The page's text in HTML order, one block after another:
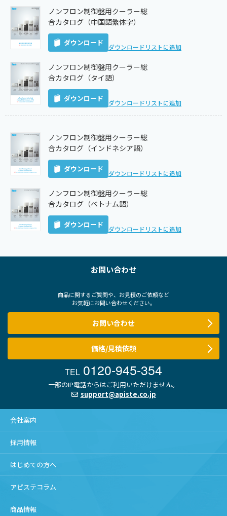
ノンフロン制御盤用クーラー総
合カタログ（中国語繁体字）
ダウンロード ダウンロードリストに追加
ノンフロン制御盤用クーラー総
合カタログ（タイ語）
ダウンロード ダウンロードリストに追加
ノンフロン制御盤用クーラー総
合カタログ（インドネシア語）
ダウンロード ダウンロードリストに追加
ノンフロン制御盤用クーラー総
合カタログ（ベトナム語）
ダウンロード ダウンロードリストに追加
お問い合わせ
商品に関するご質問や、お見積のご依頼など
お気軽にお問い合わせください。
お問い合わせ
価格/見積依頼
TEL 0120-945-354
一部のIP電話からはご利用いただけません。
support@apiste.co.jp
会社案内
採用情報
はじめての方へ
アピステコラム
商品情報